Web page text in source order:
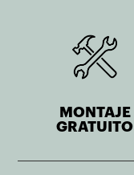
MONTAJE
GRATUITO